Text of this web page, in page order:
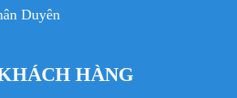
Duyên
HÀNG